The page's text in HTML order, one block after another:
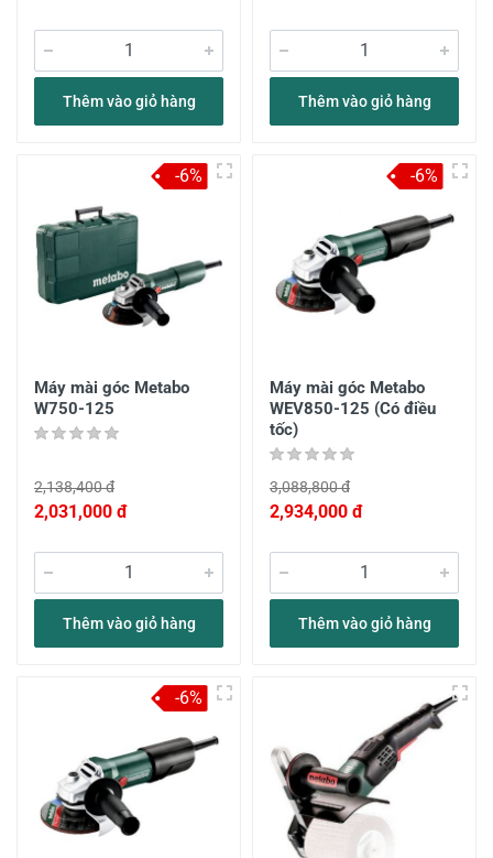
Thêm vào giỏ hàng Thêm vào giỏ hàng
Máy mài góc Metabo
W750-125
2,138,400 đ
2,031,000 đ
Thêm vào giỏ hàng
-6%
Máy mài góc Metabo
WEV850-125 (Có điều
tốc)
3,088,800 đ
2,934,000 đ
Thêm vào giỏ hàng
-6%
-6%